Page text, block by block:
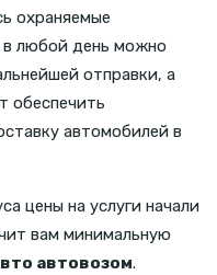
охраняемые
в любой день можно
отправки, а
обеспечить
автомобилей в
цены на услуги начали
вам минимальную
автовозом.